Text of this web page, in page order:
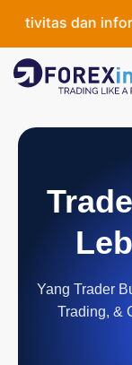
dan
Yang Trader
Trading, &